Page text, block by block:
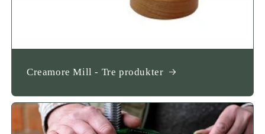
Creamore Mill - Tre produkter